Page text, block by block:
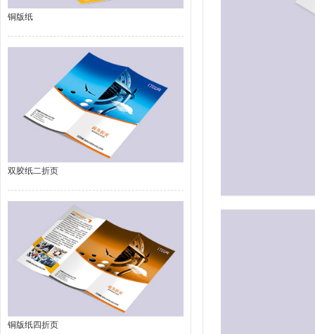
铜版纸
双胶纸二折页
铜版纸四折页